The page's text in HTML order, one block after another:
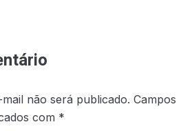
não será publicado. Campos
com *